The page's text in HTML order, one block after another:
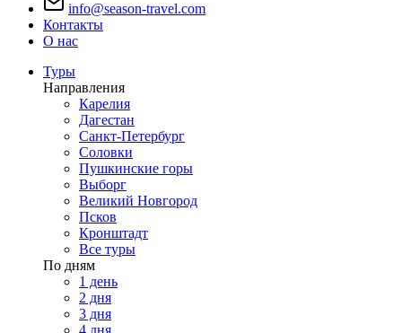
info@season-travel.com
Контакты
О нас
Туры
Направления
Карелия
Дагестан
Санкт-Петербург
Соловки
Пушкинские горы
Выборг
Великий Новгород
Псков
Кронштадт
Все туры
По дням
1 день
2 дня
3 дня